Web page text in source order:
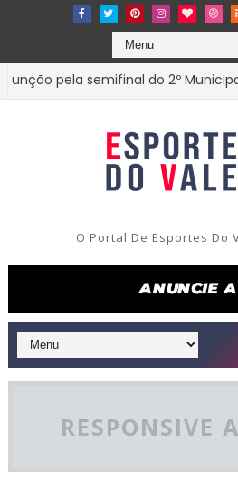
pela semifinal do 2º Municipal de
O Portal De Esportes Do
RESPONSIVE